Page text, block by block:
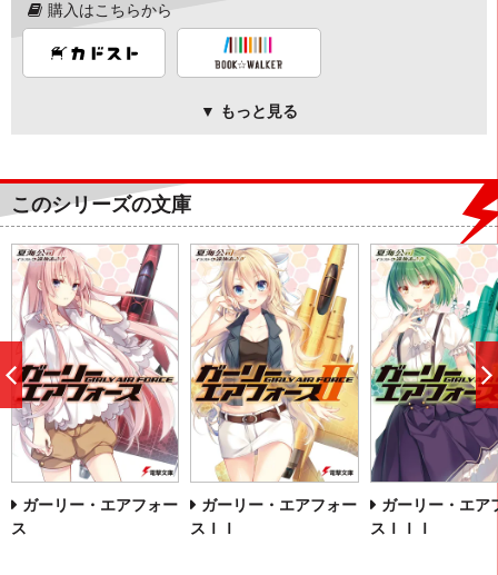
購入はこちらから
▼ もっと見る
このシリーズの文庫
ガーリー・エアフォー
ス
ガーリー・エアフォー
スＩＩ
ガーリー・エア
スＩＩＩ
前
へ